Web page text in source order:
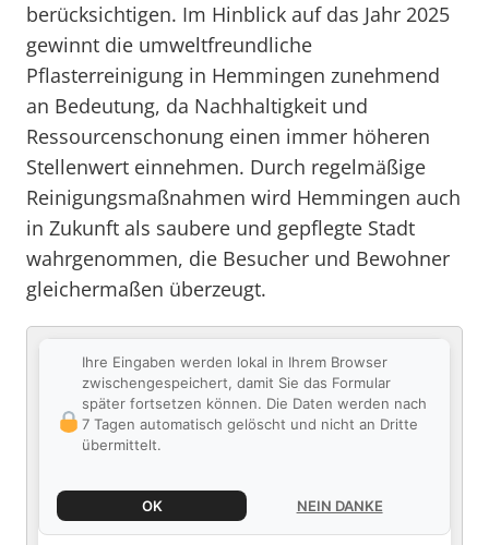
berücksichtigen. Im Hinblick auf das Jahr 2025
gewinnt die umweltfreundliche
Pflasterreinigung in Hemmingen zunehmend
an Bedeutung, da Nachhaltigkeit und
Ressourcenschonung einen immer höheren
Stellenwert einnehmen. Durch regelmäßige
Reinigungsmaßnahmen wird Hemmingen auch
in Zukunft als saubere und gepflegte Stadt
wahrgenommen, die Besucher und Bewohner
gleichermaßen überzeugt.
Ihre Eingaben werden lokal in Ihrem Browser
zwischengespeichert, damit Sie das Formular
später fortsetzen können. Die Daten werden nach
7 Tagen automatisch gelöscht und nicht an Dritte
übermittelt.
OK NEIN DANKE